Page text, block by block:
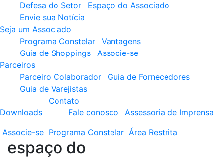
Defesa do Setor
Espaço do Associado
Envie sua Notícia
Seja um Associado
Programa Constelar
Vantagens
Guia de Shoppings
Associe-se
Parceiros
Parceiro Colaborador
Guia de Fornecedores
Guia de Varejistas
Downloads
Contato
Fale conosco
Assessoria de Imprensa
Associe-se Programa Constelar Área Restrita
espaço do